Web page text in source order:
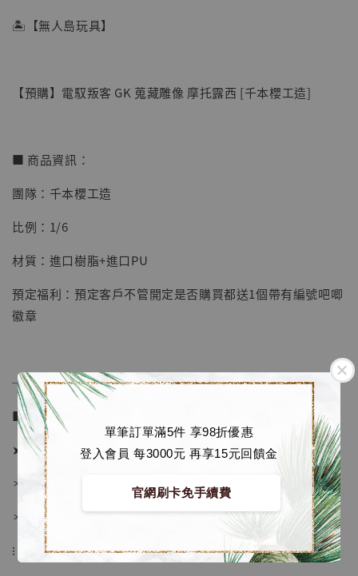
單筆訂單滿5件 享98折優惠
登入會員 每3000元 再享15元回饋金
官網刷卡免手續費
【店內現貨】七龍珠 系列蒐藏雕像 悟空 鳥山
NT$ 4,280
NT$ 5,580
🏝【無人島玩具】
【預購】電馭叛客 GK 蒐藏雕像 摩托露西 [千本櫻工造]
■ 商品資訊：
團隊：千本櫻工造
比例：1/6
材質：進口樹脂+進口PU
預定福利：預定客戶不管開定是否購買都送1個帶有編號吧唧
徽章
──────────────
■ 販售資訊 (Price in TWD)：
➤ 價格 8180元 (訂金3580)
＊ 國際運費另計
＊ 刷卡免手續費
⁝